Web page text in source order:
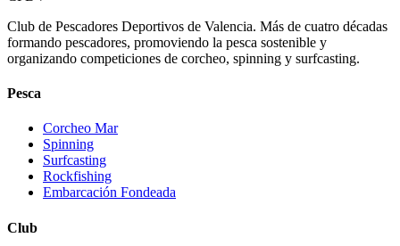
Club de Pescadores Deportivos de Valencia. Más de cuatro décadas
formando pescadores, promoviendo la pesca sostenible y
organizando competiciones de corcheo, spinning y surfcasting.
Pesca
Corcheo Mar
Spinning
Surfcasting
Rockfishing
Embarcación Fondeada
Club